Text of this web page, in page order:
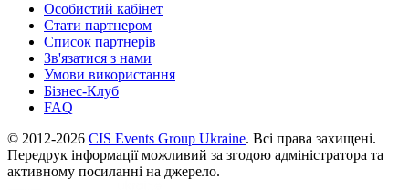
Особистий кабінет
Стати партнером
Список партнерів
Зв'язатися з нами
Умови використання
Бізнес-Клуб
FAQ
© 2012-2026 CIS Events Group Ukraine. Всі права захищені.
Передрук інформації можливий за згодою адміністратора та
активному посиланні на джерело.